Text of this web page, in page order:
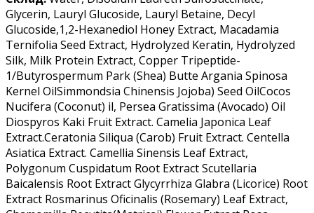
Glycerin, Lauryl Glucoside, Lauryl Betaine, Decyl
Glucoside,1,2-Hexanediol Honey Extract, Macadamia
Ternifolia Seed Extract, Hydrolyzed Keratin, Hydrolyzed
Silk, Milk Protein Extract, Copper Tripeptide-
1/Butyrospermum Park (Shea) Butte Argania Spinosa
Kernel OilSimmondsia Chinensis Jojoba) Seed OilCocos
Nucifera (Coconut) il, Persea Gratissima (Avocado) Oil
Diospyros Kaki Fruit Extract. Camelia Japonica Leaf
Extract.Ceratonia Siliqua (Carob) Fruit Extract. Centella
Asiatica Extract. Camellia Sinensis Leaf Extract,
Polygonum Cuspidatum Root Extract Scutellaria
Baicalensis Root Extract Glycyrrhiza Glabra (Licorice) Root
Extract Rosmarinus Oficinalis (Rosemary) Leaf Extract,